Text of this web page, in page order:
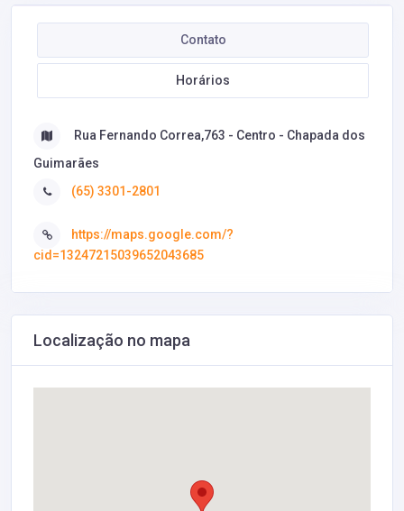
Contato
Horários
Rua Fernando Correa,763 - Centro - Chapada dos
Guimarães
(65) 3301-2801
https://maps.google.com/?
cid=13247215039652043685
Localização no mapa